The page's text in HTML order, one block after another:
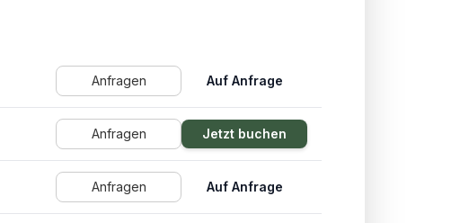
Anfragen Auf Anfrage
Anfragen Jetzt buchen
Anfragen Auf Anfrage